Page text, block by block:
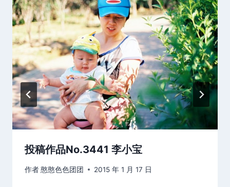
投稿作品No.3441 李小宝
作者憨憨色色团团 2015 年 1 月 17 日